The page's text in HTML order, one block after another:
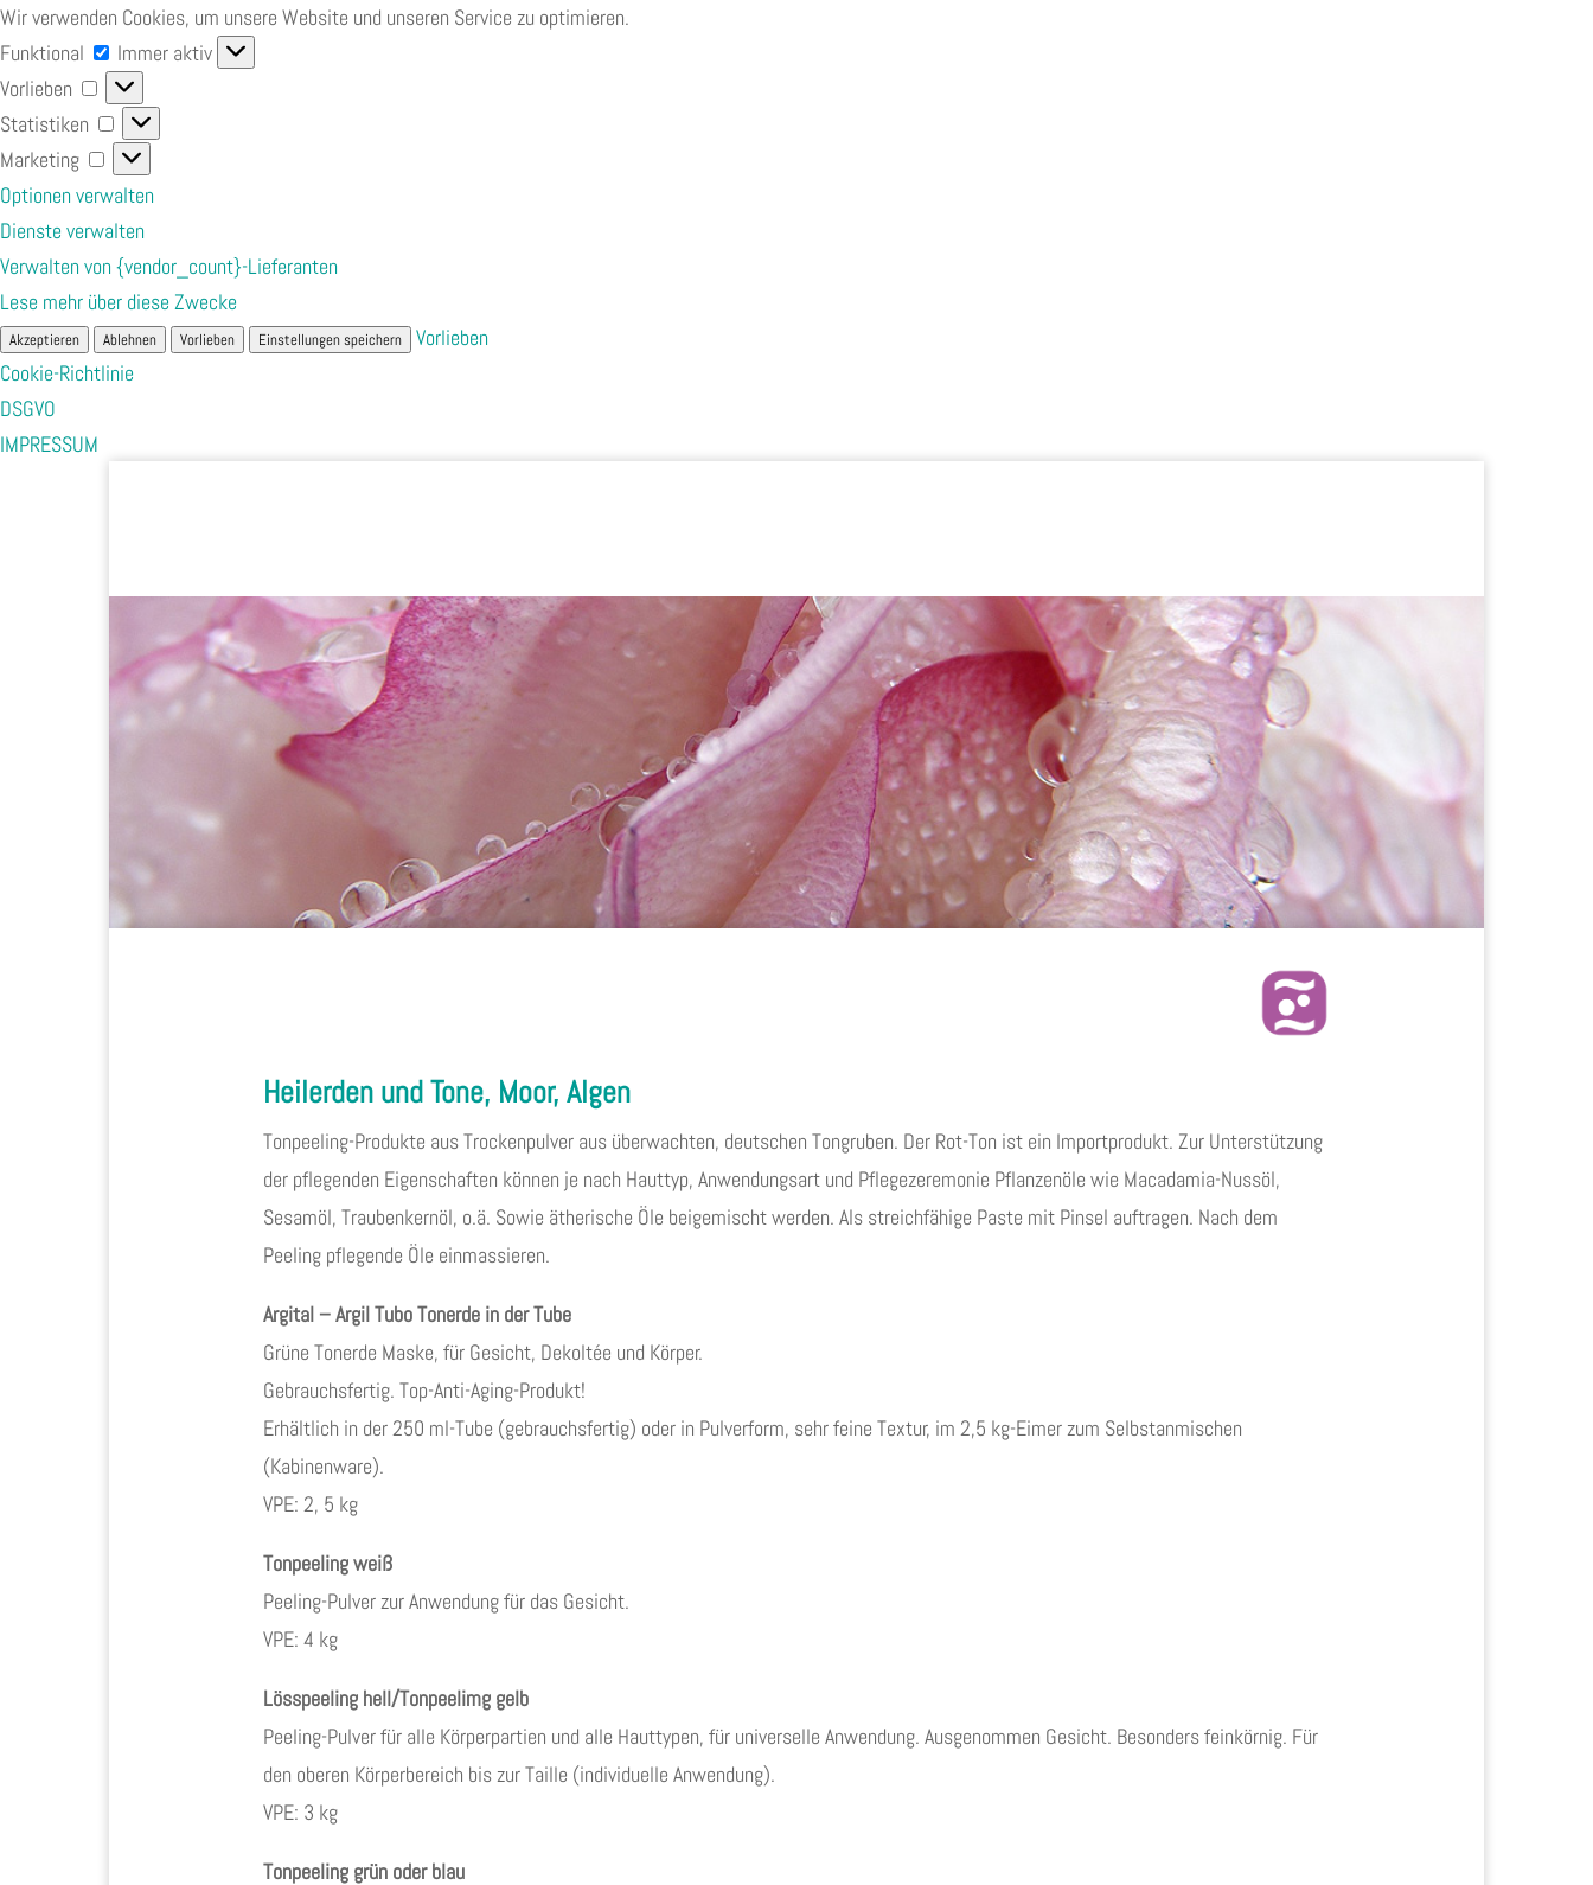
Wir verwenden Cookies, um unsere Website und unseren Service zu optimieren.
Funktional
Funktional
Immer aktiv
Vorlieben
Vorlieben
Statistiken
Statistiken
Marketing
Marketing
Optionen verwalten
Dienste verwalten
Verwalten von {vendor_count}-Lieferanten
Lese mehr über diese Zwecke
Akzeptieren Ablehnen Vorlieben Einstellungen speichern
Vorlieben
Cookie-Richtlinie
DSGVO
IMPRESSUM
Heilerden und Tone, Moor, Algen
Tonpeeling-Produkte aus Trockenpulver aus überwachten, deutschen Tongruben. Der Rot-Ton ist ein Importprodukt. Zur Unterstützung
der pflegenden Eigenschaften können je nach Hauttyp, Anwendungsart und Pflegezeremonie Pflanzenöle wie Macadamia-Nussöl,
Sesamöl, Traubenkernöl, o.ä. Sowie ätherische Öle beigemischt werden. Als streichfähige Paste mit Pinsel auftragen. Nach dem
Peeling pflegende Öle einmassieren.
Argital – Argil Tubo Tonerde in der Tube
Grüne Tonerde Maske, für Gesicht, Dekoltée und Körper.
Gebrauchsfertig. Top-Anti-Aging-Produkt!
Erhältlich in der 250 ml-Tube (gebrauchsfertig) oder in Pulverform, sehr feine Textur, im 2,5 kg-Eimer zum Selbstanmischen
(Kabinenware).
VPE: 2, 5 kg
Tonpeeling weiß
Peeling-Pulver zur Anwendung für das Gesicht.
VPE: 4 kg
Lösspeeling hell/Tonpeelimg gelb
Peeling-Pulver für alle Körperpartien und alle Hauttypen, für universelle Anwendung. Ausgenommen Gesicht. Besonders feinkörnig. Für
den oberen Körperbereich bis zur Taille (individuelle Anwendung).
VPE: 3 kg
Tonpeeling grün oder blau